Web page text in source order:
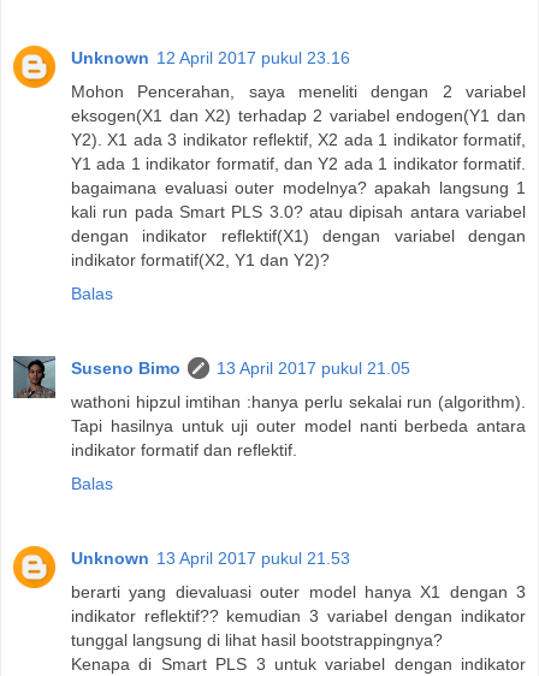
Unknown 12 April 2017 pukul 23.16
Mohon Pencerahan, saya meneliti dengan 2 variabel
eksogen(X1 dan X2) terhadap 2 variabel endogen(Y1 dan
Y2). X1 ada 3 indikator reflektif, X2 ada 1 indikator formatif,
Y1 ada 1 indikator formatif, dan Y2 ada 1 indikator formatif.
bagaimana evaluasi outer modelnya? apakah langsung 1
kali run pada Smart PLS 3.0? atau dipisah antara variabel
dengan indikator reflektif(X1) dengan variabel dengan
indikator formatif(X2, Y1 dan Y2)?
Balas
Suseno Bimo
13 April 2017 pukul 21.05
wathoni hipzul imtihan :hanya perlu sekalai run (algorithm).
Tapi hasilnya untuk uji outer model nanti berbeda antara
indikator formatif dan reflektif.
Balas
Unknown 13 April 2017 pukul 21.53
berarti yang dievaluasi outer model hanya X1 dengan 3
indikator reflektif?? kemudian 3 variabel dengan indikator
tunggal langsung di lihat hasil bootstrappingnya?
Kenapa di Smart PLS 3 untuk variabel dengan indikator